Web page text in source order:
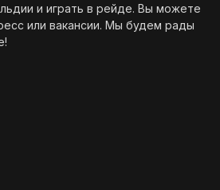
и играть в рейде. Вы можете
или вакансии. Мы будем рады